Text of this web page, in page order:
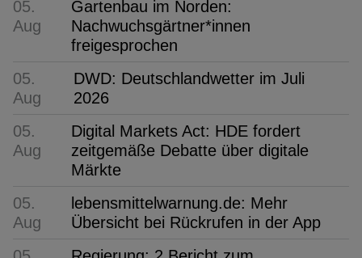
05.
Aug
Gartenbau im Norden:
Nachwuchsgärtner*innen
freigesprochen
05.
Aug
DWD: Deutschlandwetter im Juli
2026
05.
Aug
Digital Markets Act: HDE fordert
zeitgemäße Debatte über digitale
Märkte
05.
Aug
lebensmittelwarnung.de: Mehr
Übersicht bei Rückrufen in der App